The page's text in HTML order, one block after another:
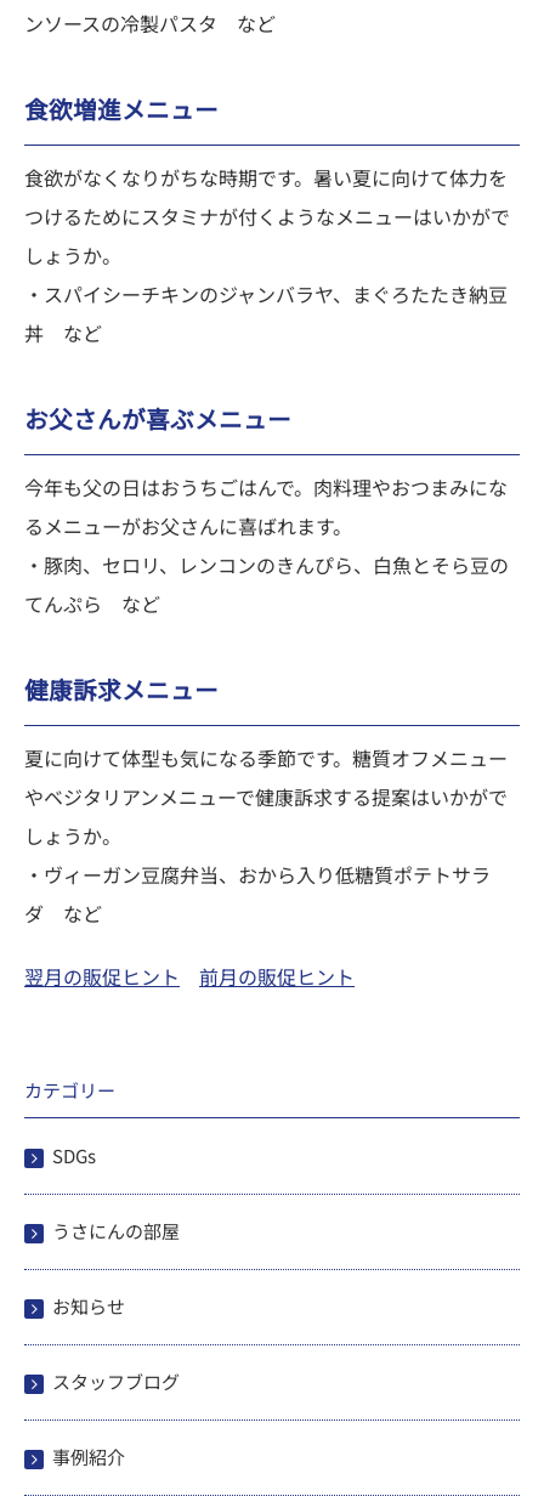
ンソースの冷製パスタ など
食欲増進メニュー
食欲がなくなりがちな時期です。暑い夏に向けて体力を
つけるためにスタミナが付くようなメニューはいかがで
しょうか。
・スパイシーチキンのジャンバラヤ、まぐろたたき納豆
丼 など
お父さんが喜ぶメニュー
今年も父の日はおうちごはんで。肉料理やおつまみにな
るメニューがお父さんに喜ばれます。
・豚肉、セロリ、レンコンのきんぴら、白魚とそら豆の
てんぷら など
健康訴求メニュー
夏に向けて体型も気になる季節です。糖質オフメニュー
やベジタリアンメニューで健康訴求する提案はいかがで
しょうか。
・ヴィーガン豆腐弁当、おから入り低糖質ポテトサラ
ダ など
翌月の販促ヒント 前月の販促ヒント
カテゴリー
SDGs
うさにんの部屋
お知らせ
スタッフブログ
事例紹介